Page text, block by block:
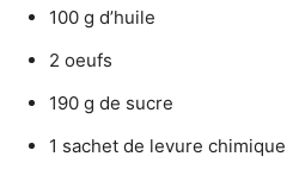
100 g d’huile
2 oeufs
190 g de sucre
1 sachet de levure chimique